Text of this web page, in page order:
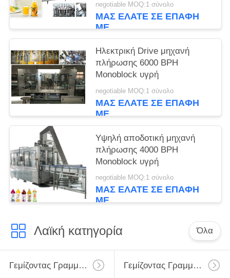
negotiable MOQ:1 σύνολο
ΜΑΣ ΕΛΆΤΕ ΣΕ ΕΠΑΦΉ
ΜΕ
Ηλεκτρική Drive μηχανή
πλήρωσης 6000 BPH
Monoblock υγρή
negotiable MOQ:1 σύνολο
ΜΑΣ ΕΛΆΤΕ ΣΕ ΕΠΑΦΉ
ΜΕ
Υψηλή αποδοτική μηχανή
πλήρωσης 4000 BPH
Monoblock υγρή
negotiable MOQ:1 σύνολο
ΜΑΣ ΕΛΆΤΕ ΣΕ ΕΠΑΦΉ
ΜΕ
Λαϊκή κατηγορία Όλα
Γεμίζοντας Γραμμή Γάλακτος Γεμίζοντας Γραμμή Γάλακτος Monoblock